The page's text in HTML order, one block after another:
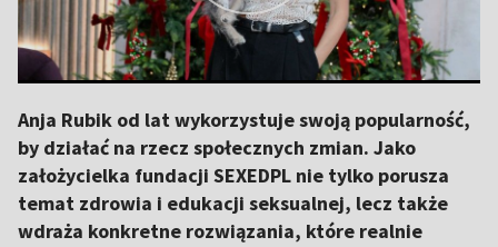
Anja Rubik od lat wykorzystuje swoją popularność,
by działać na rzecz społecznych zmian. Jako
założycielka fundacji SEXEDPL nie tylko porusza
temat zdrowia i edukacji seksualnej, lecz także
wdraża konkretne rozwiązania, które realnie